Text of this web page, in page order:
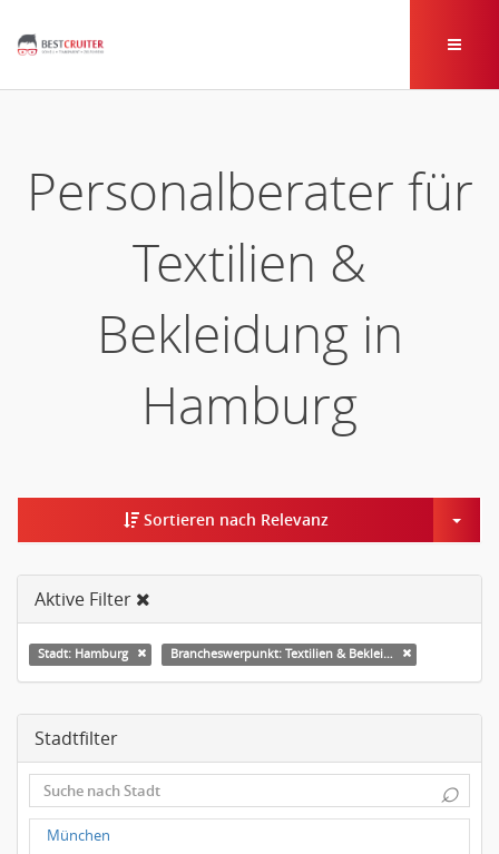
Personalberater für
Textilien &
Bekleidung in
Hamburg
Sortieren nach Relevanz
Aktive Filter
Stadt: Hamburg Brancheswerpunkt: Textilien & Bekleidung
Stadtfilter
⌕
München